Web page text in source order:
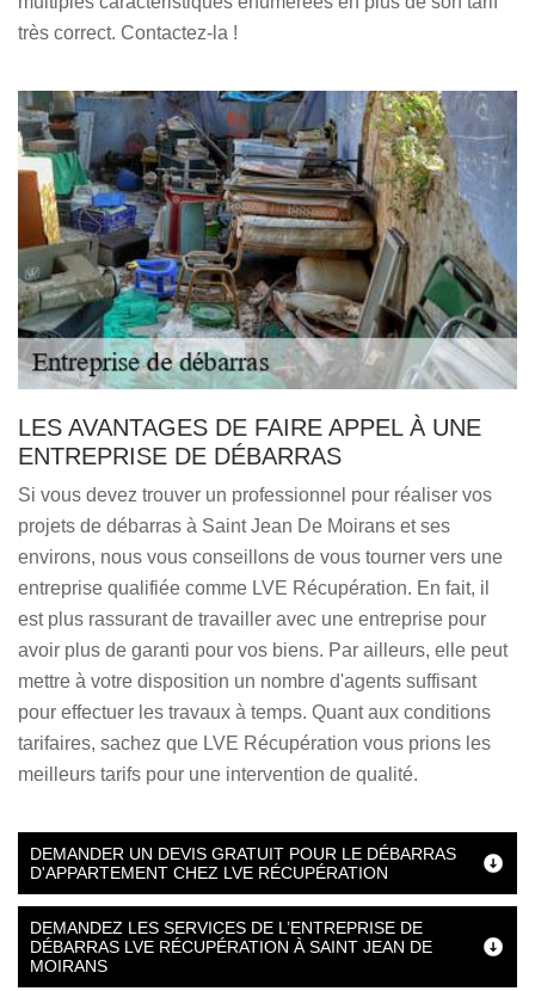
très correct. Contactez-la !
LES AVANTAGES DE FAIRE APPEL À UNE
ENTREPRISE DE DÉBARRAS
Si vous devez trouver un professionnel pour réaliser vos
projets de débarras à Saint Jean De Moirans et ses
environs, nous vous conseillons de vous tourner vers une
entreprise qualifiée comme LVE Récupération. En fait, il
est plus rassurant de travailler avec une entreprise pour
avoir plus de garanti pour vos biens. Par ailleurs, elle peut
mettre à votre disposition un nombre d'agents suffisant
pour effectuer les travaux à temps. Quant aux conditions
tarifaires, sachez que LVE Récupération vous prions les
meilleurs tarifs pour une intervention de qualité.
DEMANDER UN DEVIS GRATUIT POUR LE DÉBARRAS
D'APPARTEMENT CHEZ LVE RÉCUPÉRATION
DEMANDEZ LES SERVICES DE L’ENTREPRISE DE
DÉBARRAS LVE RÉCUPÉRATION À SAINT JEAN DE
MOIRANS